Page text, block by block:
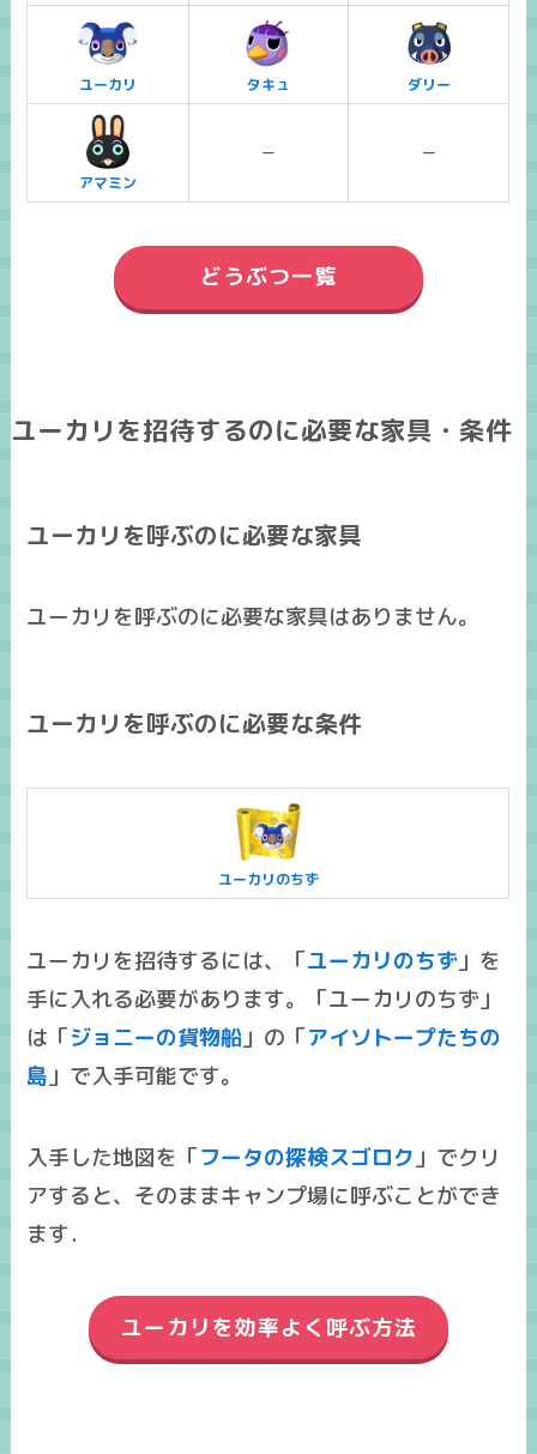
ユーカリ タキュ ダリー
アマミン
ー ー
どうぶつ一覧
ユーカリを招待するのに必要な家具・条件
ユーカリを呼ぶのに必要な家具
ユーカリを呼ぶのに必要な家具はありません。
ユーカリを呼ぶのに必要な条件
ユーカリのちず
ユーカリを招待するには、「ユーカリのちず 」を
手に入れる必要があります。「ユーカリのちず」
は「ジョニーの貨物船 」の「アイソトープたちの
島 」で入手可能です。
入手した地図を「フータの探検スゴロク 」でクリ
アすると、そのままキャンプ場に呼ぶことができ
ます．
ユーカリを効率よく呼ぶ方法